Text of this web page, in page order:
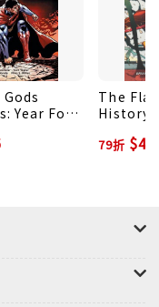
Year Four
The
History
79折